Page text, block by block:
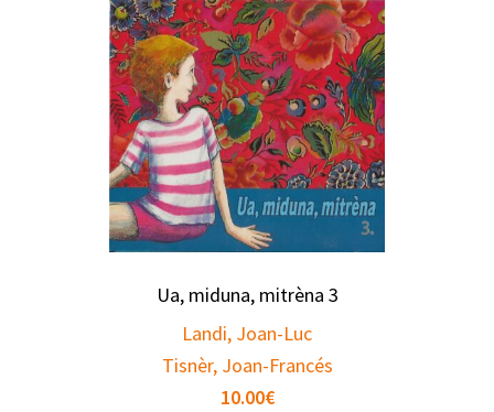
Ua, miduna, mitrèna 3
Landi, Joan-Luc
Tisnèr, Joan-Francés
10.00€